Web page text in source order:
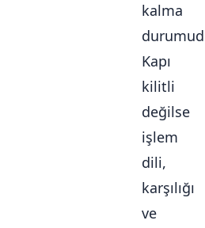
kalma
Kapı
kilitli
değilse
işlem
dili,
karşılığı
ve